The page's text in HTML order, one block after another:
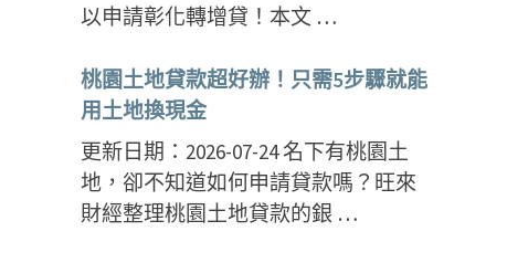
以申請彰化轉增貸！本文 …
桃園土地貸款超好辦！只需5步驟就能
用土地換現金
更新日期：2026-07-24 名下有桃園土
地，卻不知道如何申請貸款嗎？旺來
財經整理桃園土地貸款的銀 …